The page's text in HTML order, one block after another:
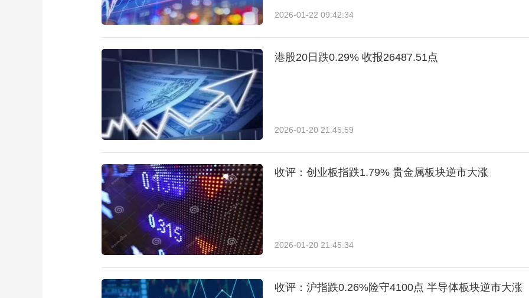
2026-01-22 09:42:34
港股20日跌0.29% 收报26487.51点
2026-01-20 21:45:59
收评：创业板指跌1.79% 贵金属板块逆市大涨
2026-01-20 21:45:34
收评：沪指跌0.26%险守4100点 半导体板块逆市大涨